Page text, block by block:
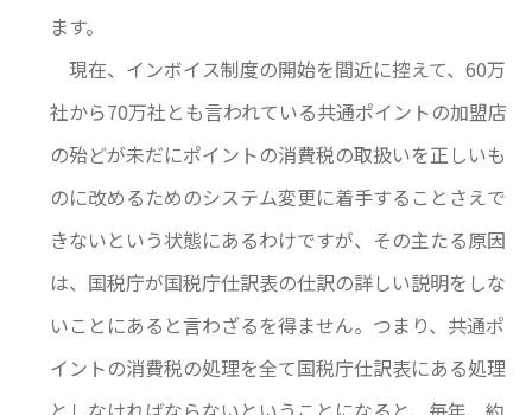
ます。
現在、インボイス制度の開始を間近に控えて、60万
社から70万社とも言われている共通ポイントの加盟店
の殆どが未だにポイントの消費税の取扱いを正しいも
のに改めるためのシステム変更に着手することさえで
きないという状態にあるわけですが、その主たる原因
は、国税庁が国税庁仕訳表の仕訳の詳しい説明をしな
いことにあると言わざるを得ません。つまり、共通ポ
イントの消費税の処理を全て国税庁仕訳表にある処理